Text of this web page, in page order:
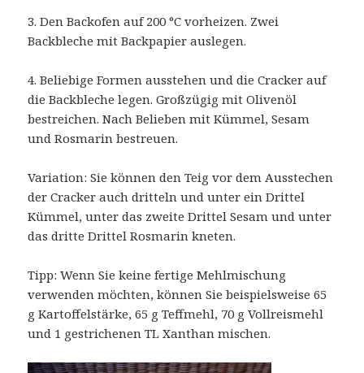
3. Den Backofen auf 200 °C vorheizen. Zwei
Backbleche mit Backpapier auslegen.
4. Beliebige Formen ausstehen und die Cracker auf
die Backbleche legen. Großzügig mit Olivenöl
bestreichen. Nach Belieben mit Kümmel, Sesam
und Rosmarin bestreuen.
Variation: Sie können den Teig vor dem Ausstechen
der Cracker auch dritteln und unter ein Drittel
Kümmel, unter das zweite Drittel Sesam und unter
das dritte Drittel Rosmarin kneten.
Tipp: Wenn Sie keine fertige Mehlmischung
verwenden möchten, können Sie beispielsweise 65
g Kartoffelstärke, 65 g Teffmehl, 70 g Vollreismehl
und 1 gestrichenen TL Xanthan mischen.